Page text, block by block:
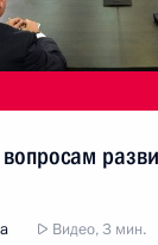
Видео, 3 мин.